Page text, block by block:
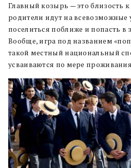
Главный козырь — это близость
родители идут на всевозможные
поселиться поближе и попасть в
Вообще, игра под названием
такой местный национальный
усваиваются по мере